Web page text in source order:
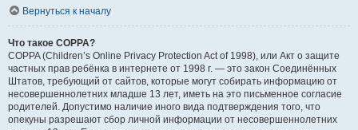
Вернуться к началу
Что такое COPPA?
COPPA (Children’s Online Privacy Protection Act of 1998), или Акт о защите
частных прав ребёнка в интернете от 1998 г. — это закон Соединённых
Штатов, требующий от сайтов, которые могут собирать информацию от
несовершеннолетних младше 13 лет, иметь на это письменное согласие
родителей. Допустимо наличие иного вида подтверждения того, что
опекуны разрешают сбор личной информации от несовершеннолетних